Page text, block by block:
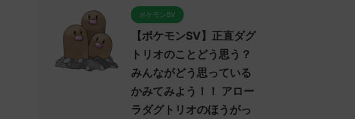
ポケモンSV
【ポケモンSV】正直ダグ
トリオのことどう思う？
みんながどう思っている
かみてみよう！！ アロー
ラダグトリオのほうがっ